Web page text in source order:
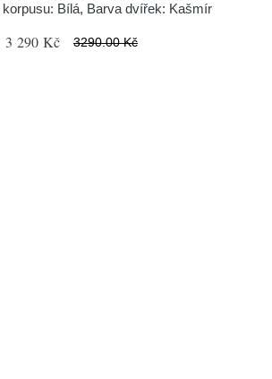
korpusu: Bílá, Barva dvířek: Kašmír
3 290 Kč 3290.00 Kč